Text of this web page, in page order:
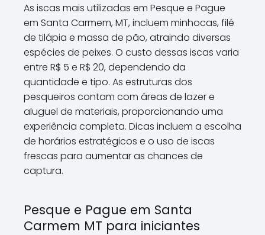
As iscas mais utilizadas em Pesque e Pague
em Santa Carmem, MT, incluem minhocas, filé
de tilápia e massa de pão, atraindo diversas
espécies de peixes. O custo dessas iscas varia
entre R$ 5 e R$ 20, dependendo da
quantidade e tipo. As estruturas dos
pesqueiros contam com áreas de lazer e
aluguel de materiais, proporcionando uma
experiência completa. Dicas incluem a escolha
de horários estratégicos e o uso de iscas
frescas para aumentar as chances de
captura.
Pesque e Pague em Santa
Carmem MT para iniciantes